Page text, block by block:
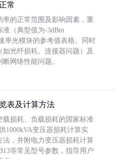
常
的正常范围及影响因素，重
准（典型值为-3dBm
率光模块的参考值表格。同时
光纤损耗、连接器问题）及
网络性能问题。
表及计算方法
损耗、负载损耗的国家标准
1000kVA变压器损耗计算实
，并附电力变压器损耗计算
等常见型号参数，指导用户